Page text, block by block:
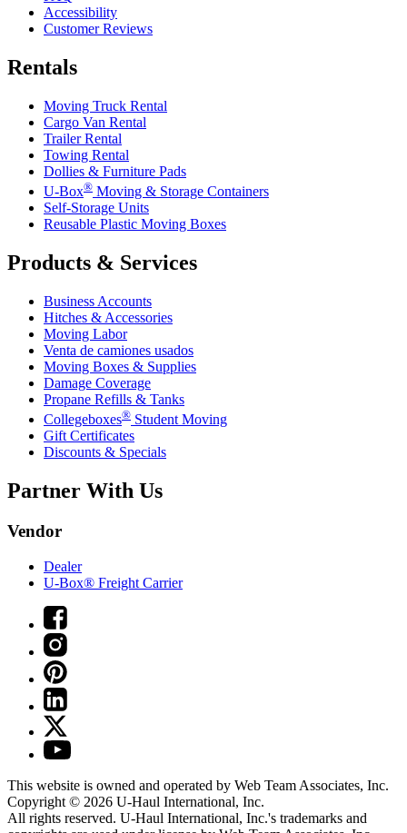
Accessibility
Customer Reviews
Rentals
Moving Truck Rental
Cargo Van Rental
Trailer Rental
Towing Rental
Dollies & Furniture Pads
U-Box® Moving & Storage Containers
Self-Storage Units
Reusable Plastic Moving Boxes
Products & Services
Business Accounts
Hitches & Accessories
Moving Labor
Venta de camiones usados
Moving Boxes & Supplies
Damage Coverage
Propane Refills & Tanks
Collegeboxes® Student Moving
Gift Certificates
Discounts & Specials
Partner With Us
Vendor
Dealer
U-Box® Freight Carrier
This website is owned and operated by Web Team Associates, Inc.
Copyright © 2026 U-Haul International, Inc.
All rights reserved. U-Haul International, Inc.'s trademarks and